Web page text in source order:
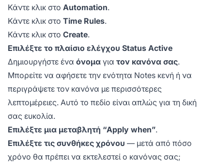
Κάντε κλικ στο Automation.
Κάντε κλικ στο Time Rules.
Κάντε κλικ στο Create.
Επιλέξτε το πλαίσιο ελέγχου Status Active
Δημιουργήστε ένα όνομα για τον κανόνα σας.
Μπορείτε να αφήσετε την ενότητα Notes κενή ή να
περιγράψετε τον κανόνα με περισσότερες
λεπτομέρειες. Αυτό το πεδίο είναι απλώς για τη δική
σας ευκολία.
Επιλέξτε μια μεταβλητή “Apply when”.
Επιλέξτε τις συνθήκες χρόνου — μετά από πόσο
χρόνο θα πρέπει να εκτελεστεί ο κανόνας σας;